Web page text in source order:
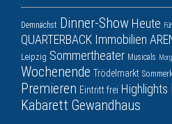
Demnächst Dinner-Show Heute
QUARTERBACK Immobilien
Leipzig Sommertheater Musicals
Wochenende Trödelmarkt
Premieren Eintritt frei Highlights
Kabarett Gewandhaus